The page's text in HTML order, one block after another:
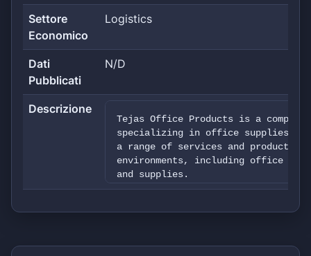
Settore
Economico
Logistics
Dati
Pubblicati
N/D
Descrizione
Tejas Office Products is a company
specializing in office supplies
a range of services and products
environments, including office
and supplies.